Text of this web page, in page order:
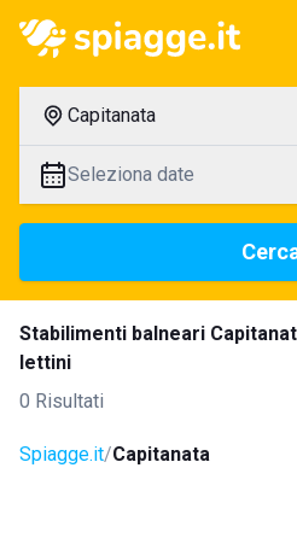
Capitanata
Seleziona date
Stabilimenti balneari
lettini
0 Risultati
Spiagge.it Capitanata